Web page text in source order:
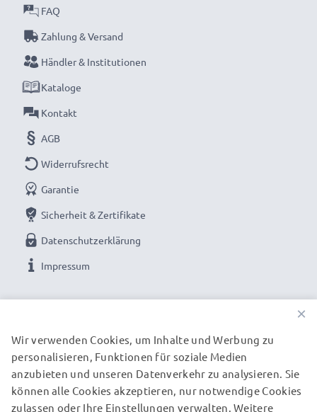
★ 3 Jahre Garantie ★
Als internationaler Fachhändler seit 2004 wissen wir,
worauf es bei hochwertigen Produkten ankommt.
Darum gewähren wir Ihnen eine 36 monatige
Garantie!
FAQ
Zahlung & Versand
Händler & Institutionen
Kataloge
Kontakt
AGB
Widerrufsrecht
Garantie
Sicherheit & Zertifikate
Datenschutzerklärung
Impressum
UNSERE VERSANDPARTNER
×
Wir verwenden Cookies, um Inhalte und Werbung zu
personalisieren, Funktionen für soziale Medien
anzubieten und unseren Datenverkehr zu analysieren. Sie
können alle Cookies akzeptieren, nur notwendige Cookies
zulassen oder Ihre Einstellungen verwalten. Weitere